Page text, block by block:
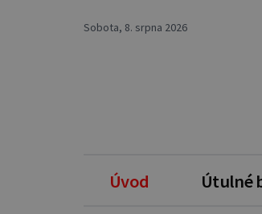
Sobota, 8. srpna 2026
Úvod Útulné